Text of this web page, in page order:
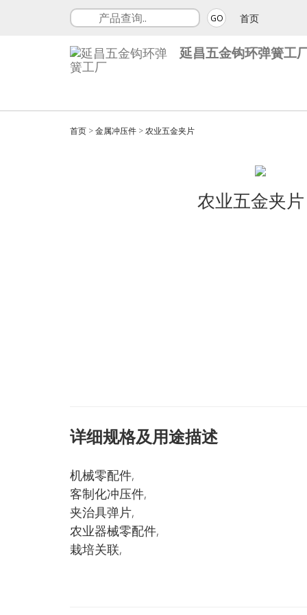
GO 首页
延昌五金钩环弹簧工
首页 >金属冲压件 >农业五金夹片
农业五金夹
详细规格及用途描述
机械零配件,
客制化冲压件,
夹治具弹片,
农业器械零配件,
栽培关联,